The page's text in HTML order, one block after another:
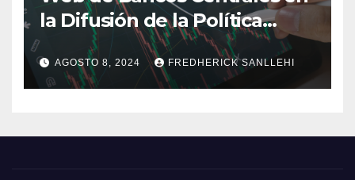
la Difusión de la Política
Monetaria
AGOSTO 8, 2024 FREDHERICK SANLLEHI